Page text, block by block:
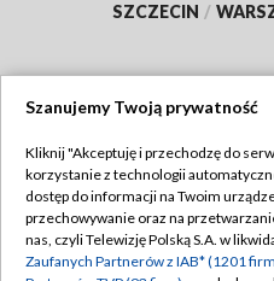
SZCZECIN /
Abonament TVP
Emisja w TVP
Polityka
Szanujemy Twoją prywatność
Kliknij "Akceptuję i przechodzę do
korzystanie z technologii
dostęp do informacji na Twoim
przechowywanie oraz na
nas, czyli Telewizję Polską S.A. w
Zaufanych Partnerów z IAB* (1201